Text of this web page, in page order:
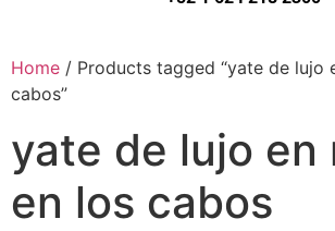
Home / Products tagged “yate de lujo
cabos”
yate de lujo en
en los cabos